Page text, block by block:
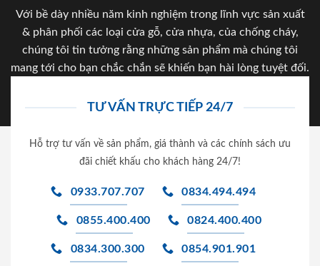
Với bề dày nhiều năm kinh nghiệm trong lĩnh vực sản xuất
& phân phối các loại cửa gỗ, cửa nhựa, của chống cháy,
chúng tôi tin tưởng rằng những sản phẩm mà chúng tôi
mang tới cho bạn chắc chắn sẽ khiến bạn hài lòng tuyệt đối.
TƯ VẤN TRỰC TIẾP 24/7
Hỗ trợ tư vấn về sản phẩm, giá thành và các chính sách ưu
đãi chiết khấu cho khách hàng 24/7!
0933.707.707 0834.494.494
0855.400.400 0824.400.400
0834.300.300 0854.901.901